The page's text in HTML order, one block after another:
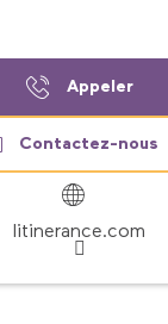
Appeler
Contactez-nous
litinerance.com